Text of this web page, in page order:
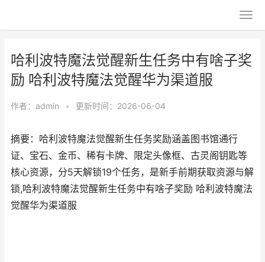
哈利波特魔法觉醒新生任务中有啥子奖
励 哈利波特魔法觉醒华为渠道服
作者： admin • 更新时间：2026-06-04
摘要：哈利波特魔法觉醒新生任务奖励涵盖图书馆通行
证、宝石、金币、稀有卡牌、限定头像框、古灵阁钥匙等
核心资源，分5天解锁19个任务，是新手前期获取资源与解
锁,哈利波特魔法觉醒新生任务中有啥子奖励 哈利波特魔法
觉醒华为渠道服